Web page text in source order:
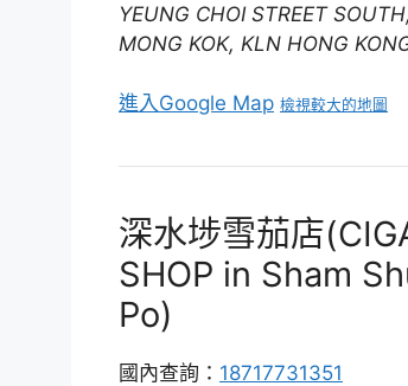
YEUNG CHOI STREET SOUTH,
MONG KOK, KLN HONG
進入Google Map 檢視較大的地圖
深水埗雪茄店
SHOP in Sham
Po)
國內查詢： 18717731351